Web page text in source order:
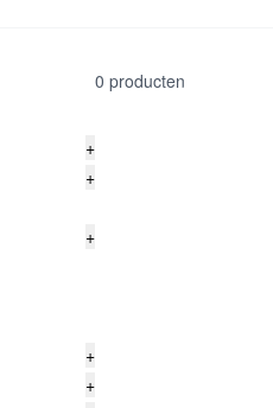
+
+
+
+
+
0 producten